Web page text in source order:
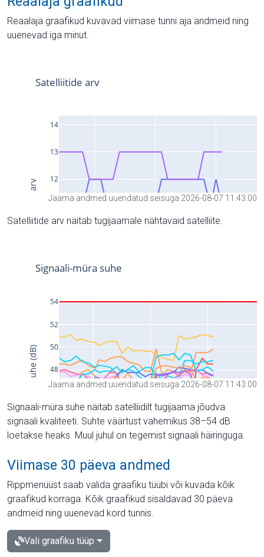
Reaalaja graafikud kuvavad viimase tunni aja andmeid ning
uuenevad iga minut.
Jaama andmed uuendatud seisuga 2026-08-07 11:43:00
Satelliitide arv näitab tugijaamale nähtavaid satelliite.
Jaama andmed uuendatud seisuga 2026-08-07 11:43:00
Signaali-müra suhe näitab satelliidilt tugijaama jõudva
signaali kvaliteeti. Suhte väärtust vahemikus 38–54 dB
loetakse heaks. Muul juhul on tegemist signaali häiringuga.
Viimase 30 päeva andmed
Rippmenüüst saab valida graafiku tüübi või kuvada kõik
graafikud korraga. Kõik graafikud sisaldavad 30 päeva
andmeid ning uuenevad kord tunnis.
Vali graafiku tüüp